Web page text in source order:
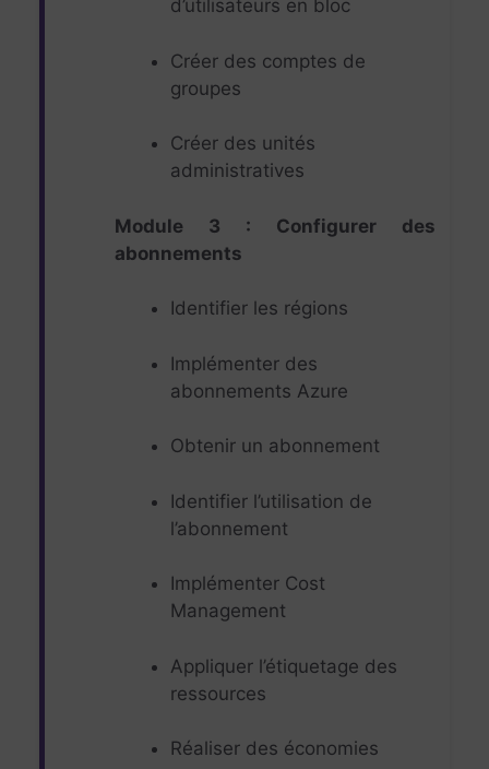
d’utilisateurs en bloc
Créer des comptes de
groupes
Créer des unités
administratives
Module 3 : Configurer des
abonnements
Identifier les régions
Implémenter des
abonnements Azure
Obtenir un abonnement
Identifier l’utilisation de
l’abonnement
Implémenter Cost
Management
Appliquer l’étiquetage des
ressources
Réaliser des économies